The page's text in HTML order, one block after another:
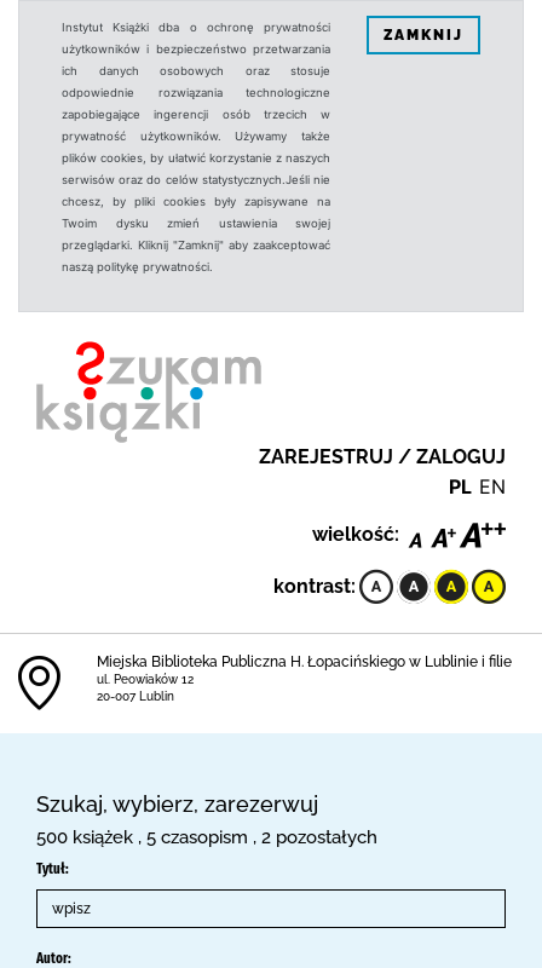
Instytut Książki dba o ochronę prywatności
użytkowników i bezpieczeństwo przetwarzania
ich danych osobowych oraz stosuje
odpowiednie rozwiązania technologiczne
zapobiegające ingerencji osób trzecich w
prywatność użytkowników. Używamy także
plików cookies, by ułatwić korzystanie z naszych
serwisów oraz do celów statystycznych.Jeśli nie
chcesz, by pliki cookies były zapisywane na
Twoim dysku zmień ustawienia swojej
przeglądarki. Kliknij "Zamknij" aby zaakceptować
naszą politykę prywatności.
ZAMKNIJ
ZAREJESTRUJ / ZALOGUJ
PL EN
wielkość:
kontrast:
Miejska Biblioteka Publiczna H. Łopacińskiego w Lublinie i filie
ul. Peowiaków 12
20-007 Lublin
Szukaj, wybierz, zarezerwuj
500 książek , 5 czasopism , 2 pozostałych
Tytuł:
Autor: